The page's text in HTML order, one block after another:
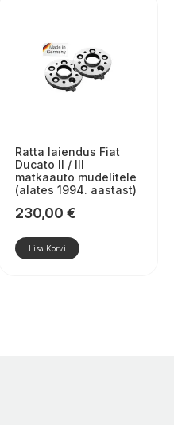
Ratta laiendus Fiat
Ducato II / III
matkaauto mudelitele
(alates 1994. aastast)
230,00 €
Lisa Korvi